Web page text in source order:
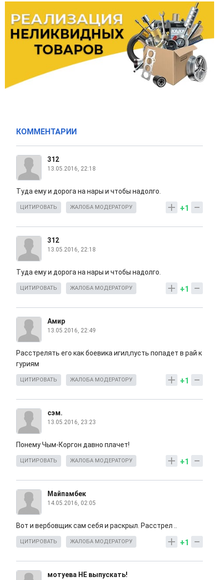
КОММЕНТАРИИ
312
13.05.2016, 22:18
Туда ему и дорога на нары и чтобы надолго.
+1
ЦИТИРОВАТЬ ЖАЛОБА МОДЕРАТОРУ
312
13.05.2016, 22:18
Туда ему и дорога на нары и чтобы надолго.
+1
ЦИТИРОВАТЬ ЖАЛОБА МОДЕРАТОРУ
Амир
13.05.2016, 22:49
Расстрелять его как боевика игил,пусть попадет в рай к
гуриям
+1
ЦИТИРОВАТЬ ЖАЛОБА МОДЕРАТОРУ
сэм.
13.05.2016, 23:23
Понему Чым-Коргон давно плачет!
+1
ЦИТИРОВАТЬ ЖАЛОБА МОДЕРАТОРУ
Майпамбек
14.05.2016, 02:05
Вот и вербовщик сам себя и раскрыл. Расстрел ..
+1
ЦИТИРОВАТЬ ЖАЛОБА МОДЕРАТОРУ
мотуева НЕ выпускать!